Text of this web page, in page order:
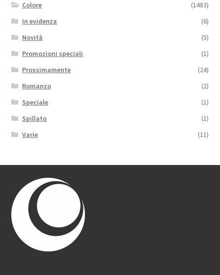
Colore
(1483)
In evidenza
(6)
Novità
(5)
Promozioni speciali
(1)
Prossimamente
(24)
Romanzo
(2)
Speciale
(1)
Spillato
(1)
Varie
(11)